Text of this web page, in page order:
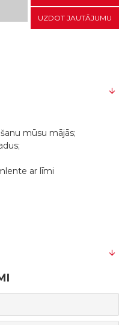
UZDOT JAUTĀJUMU
mūsu mājās;
ar līmi